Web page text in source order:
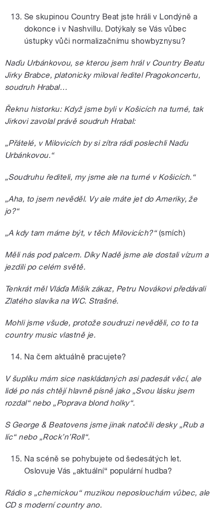
Se skupinou Country Beat jste hráli v Londýně a
dokonce i v Nashvillu. Dotýkaly se Vás vůbec
ústupky vůči normalizačnímu showbyznysu?
Naďu Urbánkovou, se kterou jsem hrál v Country Beatu
Jirky Brabce, platonicky miloval ředitel Pragokoncertu,
soudruh Hrabal…
Řeknu historku: Když jsme byli v Košicích na turné, tak
Jirkovi zavolal právě soudruh Hrabal:
„Přátelé, v Milovicích by si zítra rádi poslechli Naďu
Urbánkovou.“
„Soudruhu řediteli, my jsme ale na turné v Košicích.“
„Aha, to jsem nevěděl. Vy ale máte jet do Ameriky, že
jo?“
„A kdy tam máme být, v těch Milovicích?“(smích)
Měli nás pod palcem. Díky Nadě jsme ale dostali vízum a
jezdili po celém světě.
Tenkrát měl Vláďa Mišík zákaz, Petru Novákovi předávali
Zlatého slavíka na WC. Strašné.
Mohli jsme všude, protože soudruzi nevěděli, co to ta
country music vlastně je.
Na čem aktuálně pracujete?
V šuplíku mám sice naskládaných asi padesát věcí, ale
lidé po nás chtějí hlavně písně jako „Svou lásku jsem
rozdal“ nebo „Poprava blond holky“.
S George & Beatovens jsme jinak natočili desky „Rub a
líc“ nebo „Rock’n’Roll“.
Na scéně se pohybujete od šedesátých let.
Oslovuje Vás „aktuální“ populární hudba?
Rádio s „chemickou“ muzikou neposlouchám vůbec, ale
CD s moderní country ano.